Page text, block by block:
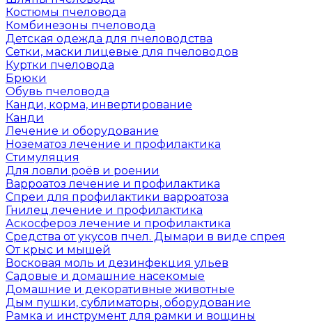
Костюмы пчеловода
Комбинезоны пчеловода
Детская одежда для пчеловодства
Сетки, маски лицевые для пчеловодов
Куртки пчеловода
Брюки
Обувь пчеловода
Канди, корма, инвертирование
Канди
Лечение и оборудование
Нозематоз лечение и профилактика
Стимуляция
Для ловли роёв и роении
Варроатоз лечение и профилактика
Спреи для профилактики варроатоза
Гнилец лечение и профилактика
Аскосфероз лечение и профилактика
Средства от укусов пчел. Дымари в виде спрея
От крыс и мышей
Восковая моль и дезинфекция ульев
Садовые и домашние насекомые
Домашние и декоративные животные
Дым пушки, сублиматоры, оборудование
Рамка и инструмент для рамки и вощины